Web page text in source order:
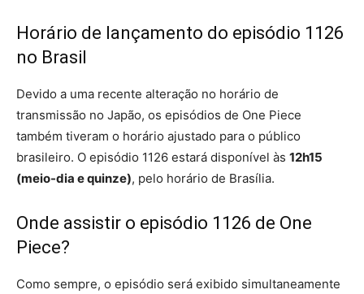
Horário de lançamento do episódio 1126
no Brasil
Devido a uma recente alteração no horário de
transmissão no Japão, os episódios de One Piece
também tiveram o horário ajustado para o público
brasileiro. O episódio 1126 estará disponível às 12h15
(meio-dia e quinze), pelo horário de Brasília.
Onde assistir o episódio 1126 de One
Piece?
Como sempre, o episódio será exibido simultaneamente